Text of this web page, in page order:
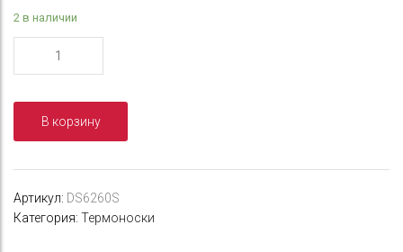
2 в наличии
носки
Dexshell
Thermlite
размер
S
В корзину
Артикул: DS6260S
Категория: Термоноски